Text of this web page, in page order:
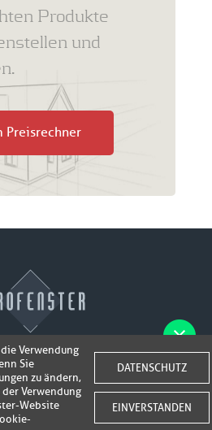
Verwendung
Sie
zu ändern,
Verwendung
Website
DATENSCHUTZ
EINVERSTANDEN
per WhatsApp
Angebotinkl. 50,-
erhalten!
Produkte
und
Preisrechner
Eurofenster
byWebidea Advance